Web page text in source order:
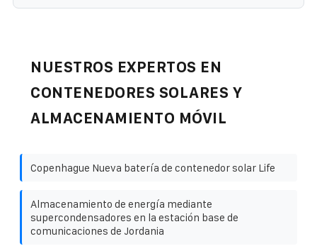
NUESTROS EXPERTOS EN
CONTENEDORES SOLARES Y
ALMACENAMIENTO MÓVIL
Copenhague Nueva batería de contenedor solar Life
Almacenamiento de energía mediante
supercondensadores en la estación base de
comunicaciones de Jordania